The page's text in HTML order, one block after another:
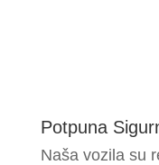
Potpuna
Naša vozila su